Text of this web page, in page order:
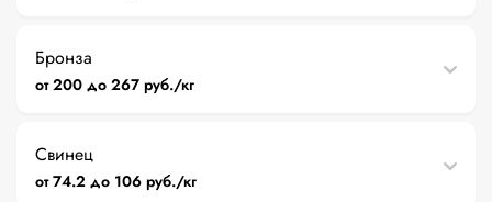
Бронза
от 200 до 267 руб./кг
Свинец
от 74.2 до 106 руб./кг